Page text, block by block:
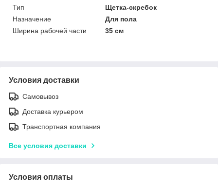
Тип
Щетка-скребок
Назначение
Для пола
Ширина рабочей части
35 см
Условия доставки
Самовывоз
Доставка курьером
Транспортная компания
Все условия доставки
Условия оплаты